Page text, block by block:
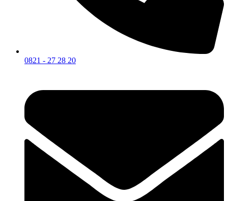
0821 - 27 28 20